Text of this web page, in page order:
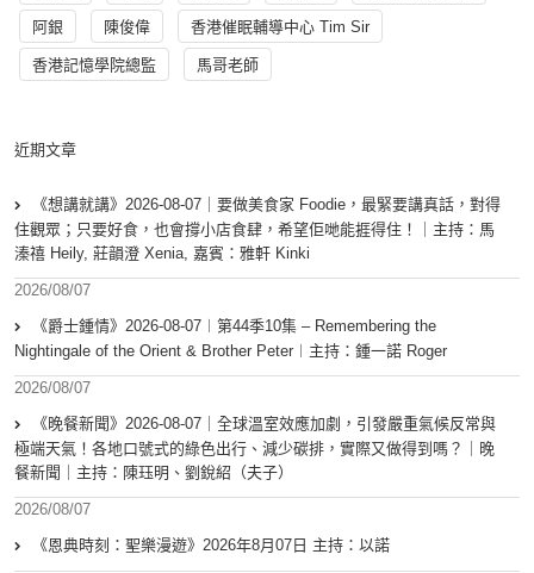
阿銀 陳俊偉 香港催眠輔導中心 Tim Sir
香港記憶學院總監 馬哥老師
近期文章
《想講就講》2026-08-07｜要做美食家 Foodie，最緊要講真話，對得
住觀眾；只要好食，也會撐小店食肆，希望佢哋能捱得住！｜主持：馬
溱禧 Heily, 莊韻澄 Xenia, 嘉賓：雅軒 Kinki
2026/08/07
《爵士鍾情》2026-08-07︱第44季10集 – Remembering the
Nightingale of the Orient & Brother Peter︱主持：鍾一諾 Roger
2026/08/07
《晚餐新聞》2026-08-07｜全球溫室效應加劇，引發嚴重氣候反常與
極端天氣！各地口號式的綠色出行、減少碳排，實際又做得到嗎？｜晚
餐新聞｜主持：陳珏明、劉銳紹（夫子）
2026/08/07
《恩典時刻：聖樂漫遊》2026年8月07日 主持：以諾